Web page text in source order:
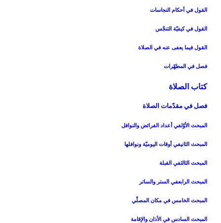
القول في أحكام النجاسات‏
القول في كيفيّة التنجّس‏
القول فيما يعفى عنه في الصلاة
فصل في المطهّرات‏
كتاب الصلاة
فصل في مقدّمات الصلاة
المبحث الأوّل‏في أعداد الفرائض والنوافل‏
المبحث الثاني‏في أوقات اليوميّة ونوافلها
المبحث الثالث‏في القبلة
المبحث الرابع‏في الستر والساتر
المبحث الخامس ‏في مكان المصلّي‏
المبحث السادس‏ في الأذان والإقامة